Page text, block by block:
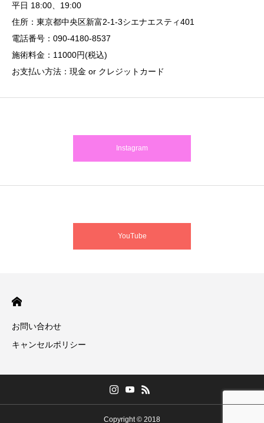
平日 18:00、19:00
住所：東京都中央区新富2-1-3シエナエスティ401
電話番号：090-4180-8537
施術料金：11000円(税込)
お支払い方法：現金 or クレジットカード
Instagram
YouTube
お問い合わせ
キャンセルポリシー
Copyright © 2018